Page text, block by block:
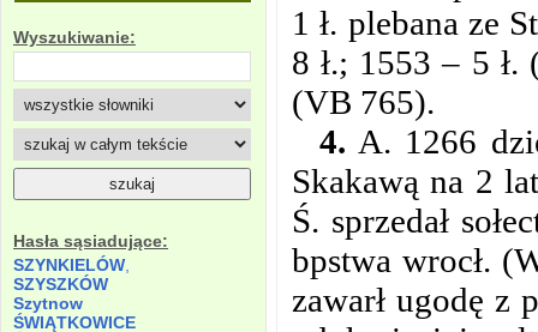
Wyszukiwanie:
Hasła sąsiadujące:
SZYNKIELÓW
SZYSZKÓW
Szytnow
ŚWIĄTKOWICE
1 ł. plebana ze
8 ł.; 1553 – 5
(VB 765).
4. A. 1266
Skakawą na 2
Ś. sprzedał
bpstwa wrocł.
zawarł ugodę z